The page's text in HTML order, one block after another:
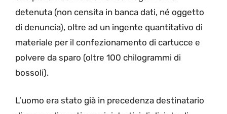
detenuta (non censita in banca dati, né oggetto
di denuncia), oltre ad un ingente quantitativo di
materiale per il confezionamento di cartucce e
polvere da sparo (oltre 100 chilogrammi di
bossoli).
L’uomo era stato già in precedenza destinatario